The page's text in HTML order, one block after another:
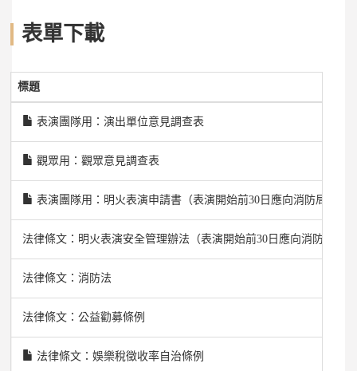
表單下載
標題
表演團隊用：演出單位意見調查表
觀眾用：觀眾意見調查表
表演團隊用：明火表演申請書（表演開始前30日應向消防局申請
法律條文：明火表演安全管理辦法（表演開始前30日應向消防局申
法律條文：消防法
法律條文：公益勸募條例
法律條文：娛樂稅徵收率自治條例